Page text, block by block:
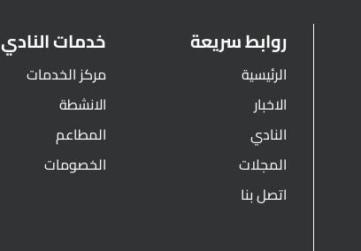
روابط سريعة
الرئيسية
الاخبار
النادي
المجلات
اتصل بنا
خدمات النادي
مركز الخدمات
الانشطة
المطاعم
الخصومات